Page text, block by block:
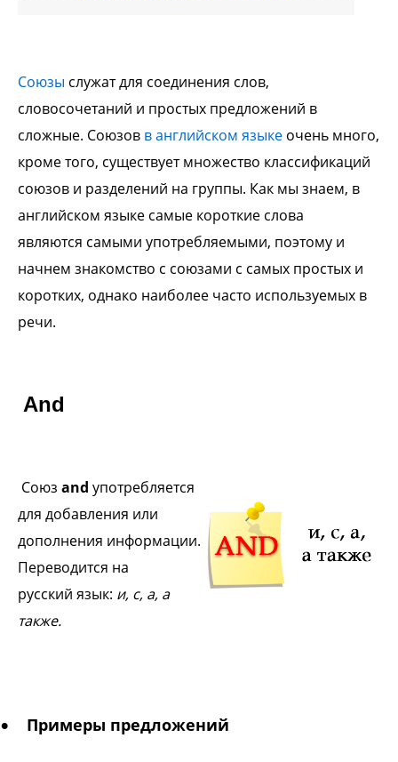
Союзы служат для соединения слов,
словосочетаний и простых предложений в
сложные. Союзов ванглийском языке очень много,
кроме того, существует множество классификаций
союзов и разделений на группы. Как мы знаем, в
английском языке самые короткие слова
являются самыми употребляемыми, поэтому и
начнем знакомство с союзами с самых простых и
коротких, однако наиболее часто используемых в
речи.
And
Союз and употребляется
для добавления или
дополнения информации.
Переводится на
русский язык: и, с, а, а
также.
Примеры предложений